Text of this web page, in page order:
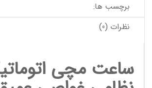
برچسب ها:
نظرات (0)
ساعت مچی